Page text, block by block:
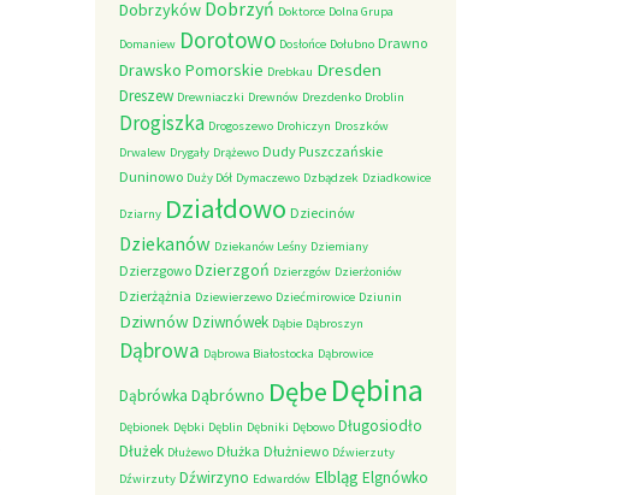
Dobrzyków Dobrzyń Doktorce Dolna Grupa
Domaniew Dorotowo Dosłońce Dołubno Drawno
Drawsko Pomorskie Drebkau Dresden
Dreszew Drewniaczki Drewnów Drezdenko Droblin
Drogiszka Drogoszewo Drohiczyn Droszków
Drwalew Drygały Drążewo Dudy Puszczańskie
Duninowo Duży Dół Dymaczewo Dzbądzek Dziadkowice
Dziarny Działdowo Dziecinów
Dziekanów Dziekanów Leśny Dziemiany
Dzierzgowo Dzierzgoń Dzierzgów Dzierżoniów
Dzierżążnia Dziewierzewo Dziećmirowice Dziunin
DziwnówDziwnówek Dąbie Dąbroszyn
Dąbrowa Dąbrowa Białostocka Dąbrowice
Dąbrówka Dąbrówno Dębe Dębina
Dębionek Dębki Dęblin Dębniki Dębowo Długosiodło
Dłużek Dłużewo Dłużka Dłużniewo Dźwierzuty
Dźwirzuty Dźwirzyno Edwardów Elbląg Elgnówko